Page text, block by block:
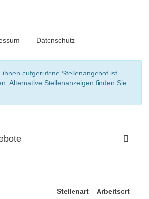
Datenschutz
ihnen aufgerufene Stellenangebot ist
Alternative Stellenanzeigen finden Sie
Stellenart Arbeitsort